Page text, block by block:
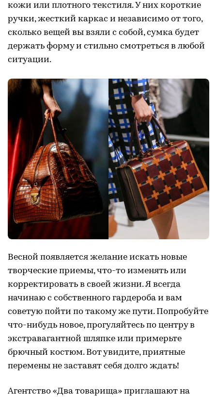
кожи или плотного текстиля. У них короткие
ручки, жесткий каркас и независимо от того,
сколько вещей вы взяли с собой, сумка будет
держать форму и стильно смотреться в любой
ситуации.
Весной появляется желание искать новые
творческие приемы, что-то изменять или
корректировать в своей жизни. Я всегда
начинаю с собственного гардероба и вам
советую пойти по такому же пути. Попробуйте
что-нибудь новое, прогуляйтесь по центру в
экстравагантной шляпке или примерьте
брючный костюм. Вот увидите, приятные
перемены не заставят себя долго ждать!
Агентство «Два товарища» приглашают на